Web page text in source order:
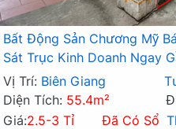
Bất Động Sản Chương Mỹ
Sát Trục Kinh Doanh Ngay
Mở Rộng
Vị Trí: Biên Giang
Diện Tích: 55.4m²
Giá:2.5-3 Tỉ Đã Có Sổ